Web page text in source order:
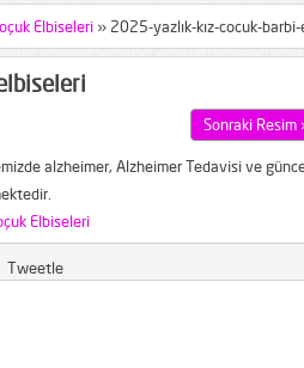
Elbiseleri » 2025-yazlık-kız-cocuk-
Sonraki Resim
alzheimer, Alzheimer Tedavisi ve
Elbiseleri
Tweetle